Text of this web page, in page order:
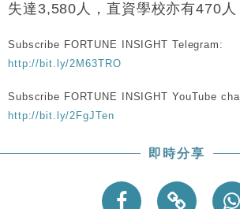
失達3,580人，直資學校亦有470人
Subscribe FORTUNE INSIGHT Telegram:
http://bit.ly/2M63TRO
Subscribe FORTUNE INSIGHT YouTube
http://bit.ly/2FgJTen
即時分享